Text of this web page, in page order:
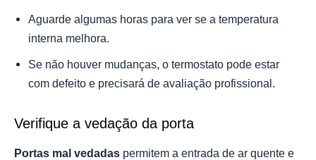
Aguarde algumas horas para ver se a temperatura
interna melhora.
Se não houver mudanças, o termostato pode estar
com defeito e precisará de avaliação profissional.
Verifique a vedação da porta
Portas mal vedadas permitem a entrada de ar quente e